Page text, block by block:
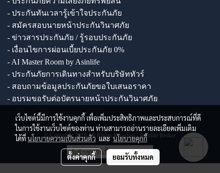
- ประกันทันเวลารู้เข้าใจประกันภัย
- สมัครสอบนายหน้าประกันวินาศภัย
- ข่าวสารประกันภัย / รู้รอบประกันภัย
- เงื่อนไขการผ่อนเบี้ยประกันภัย 0%
- AI Master Room by Asinlife
- ประกันภัยการเดินทางสำหรับบริษัททัวร์
- สอบถามข้อมูลประกันภัยขอใบเสนอราคา
- อบรมขอรับต่อบัตรนายหน้าประกันวินาศภัย
© Copyright 2019 All Rights Reserved - Asinlife Broker
ผู้เข้าชมวันนี้ 19,964
เว็บไซต์นี้มีการใช้งานคุกกี้ เพื่อเพิ่มประสิทธิภาพและประสบการณ์ที่ดี
ในการใช้งานเว็บไซต์ของท่าน ท่านสามารถอ่านรายละเอียดเพิ่มเติม
ได้ที่นโยบายความเป็นส่วนตัว และนโยบายคุกกี้
ตั้งค่าคุกกี้ ยอมรับทั้งหมด